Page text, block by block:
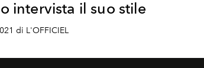
intervista il suo stile
di L'OFFICIEL